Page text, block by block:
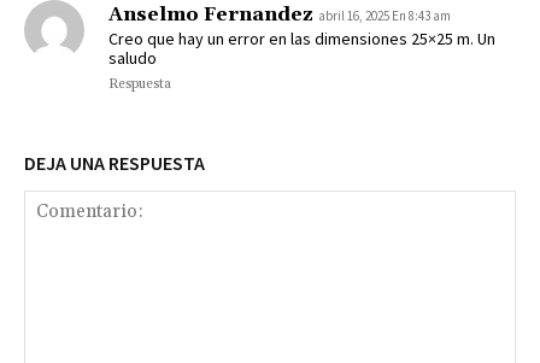
Anselmo Fernandez abril 16, 2025 En 8:43 am
Creo que hay un error en las dimensiones 25×25 m. Un
saludo
Respuesta
DEJA UNA RESPUESTA